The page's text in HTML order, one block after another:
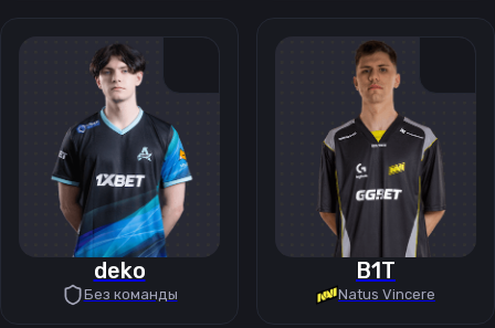
deko
Без команды
B1T
Natus Vincere